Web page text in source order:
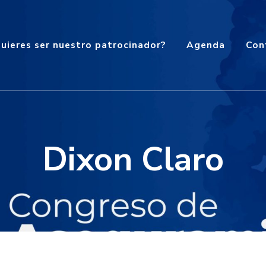
ser nuestro patrocinador? Agenda
Dixon Claro